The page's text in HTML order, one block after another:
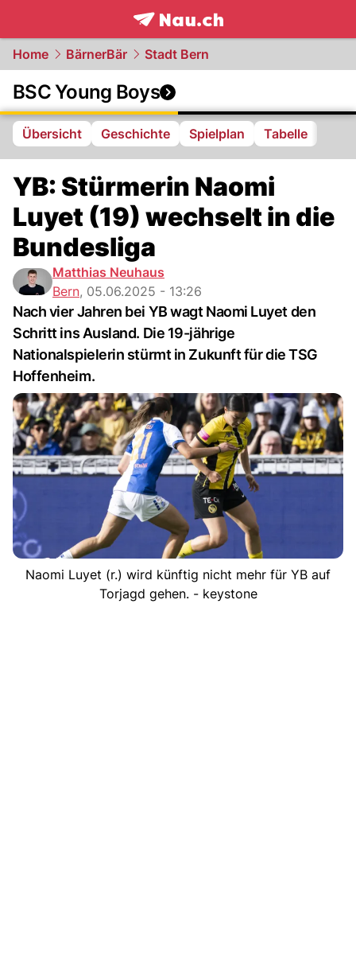
frontpage.NAU.ch
Home BärnerBär Stadt Bern
BSC Young Boys
Übersicht Geschichte Spielplan Tabelle
YB: Stürmerin Naomi
Luyet (19) wechselt in die
Bundesliga
Matthias Neuhaus
Bern, 05.06.2025 - 13:26
Nach vier Jahren bei YB wagt Naomi Luyet den
Schritt ins Ausland. Die 19-jährige
Nationalspielerin stürmt in Zukunft für die TSG
Hoffenheim.
Naomi Luyet (r.) wird künftig nicht mehr für YB auf
Torjagd gehen. - keystone